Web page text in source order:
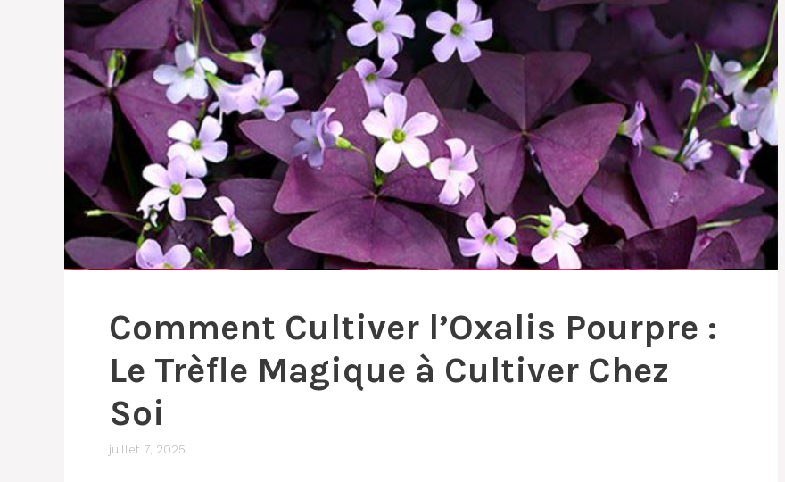
Comment Cultiver l’Oxalis Pourpre :
Le Trèfle Magique à Cultiver Chez
Soi
juillet 7, 2025